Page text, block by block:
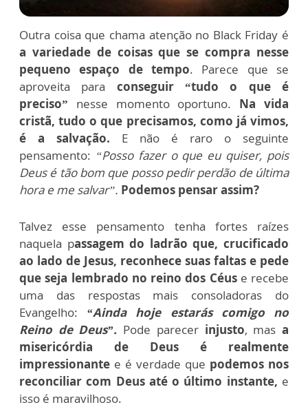
Outra coisa que chama atenção no Black Friday é
a variedade de coisas que se compra nesse
pequeno espaço de tempo. Parece que se
aproveita para conseguir “tudo o que é
preciso” nesse momento oportuno. Na vida
cristã, tudo o que precisamos, como já vimos,
é a salvação. E não é raro o seguinte
pensamento: “Posso fazer o que eu quiser, pois
Deus é tão bom que posso pedir perdão de última
hora e me salvar”. Podemos pensar assim?
Talvez esse pensamento tenha fortes raízes
naquela passagem do ladrão que, crucificado
ao lado de Jesus, reconhece suas faltas e pede
que seja lembrado no reino dos Céuse recebe
uma das respostas mais consoladoras do
Evangelho: “Ainda hoje estarás comigo no
Reino de Deus”. Pode parecerinjusto, masa
misericórdia de Deus é realmente
impressionante e é verdade que podemos nos
reconciliar com Deus até o último instante, e
isso é maravilhoso.